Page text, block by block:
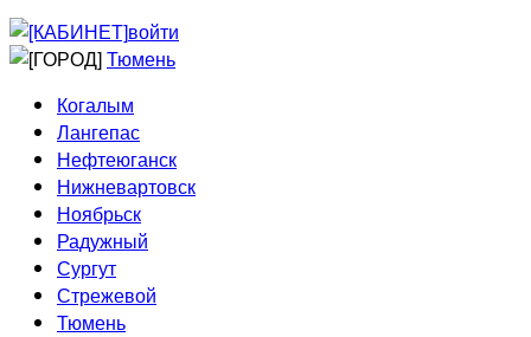
Домовые сети
войти
Тюмень
Когалым
Лангепас
Нефтеюганск
Нижневартовск
Ноябрьск
Радужный
Сургут
Стрежевой
Тюмень